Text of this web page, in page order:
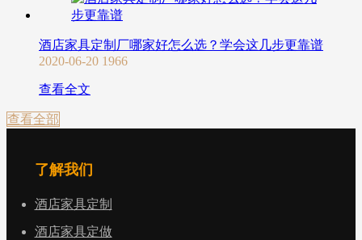
酒店家具定制厂哪家好怎么选？学会这几步更靠谱
2020-06-20 1966
查看全文
查看全部
了解我们
酒店家具定制
酒店家具定做